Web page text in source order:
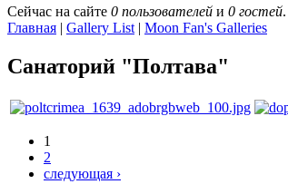
Сейчас на сайте 0 пользователей и 0 гостей.
Главная | Gallery List | Moon Fan's Galleries
Санаторий "Полтава"
1
2
следующая ›